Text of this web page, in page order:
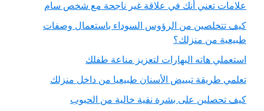
o
o
k
علامات تعني أنك في علاقة غير ناجحة مع شخص سام
كيف تتخلصين من الرؤوس السوداء باستعمال وصفات
طبيعية من منزلك؟
استعملي هاته البهارات لتعزيز مناعة طفلك
تعلمي طريقة تبييض الأسنان طبيعيا من داخل منزلك
كيف تحصلين على بشرة نقية خالية من الحبوب